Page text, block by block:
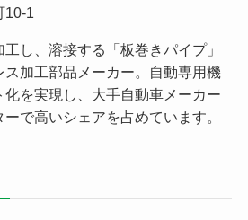
10-1
し、溶接する「板巻きパイプ」
ス加工部品メーカー。自動専用機
を実現し、大手自動車メーカー
で高いシェアを占めています。